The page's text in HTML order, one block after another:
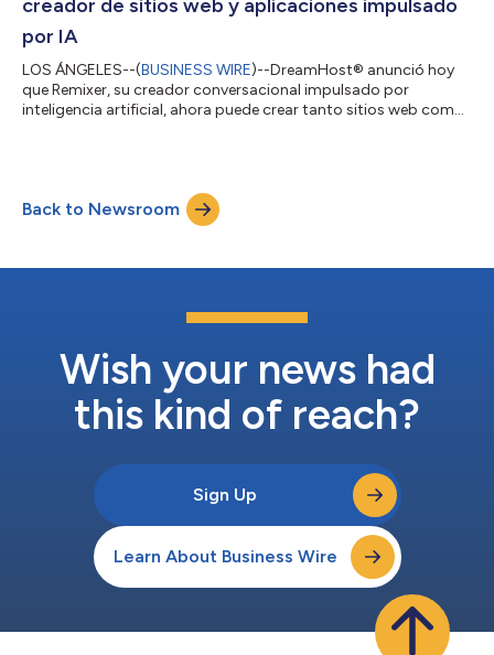
creador de sitios web y aplicaciones impulsado
por IA
LOS ÁNGELES--(BUSINESS WIRE)--DreamHost® anunció hoy
que Remixer, su creador conversacional impulsado por
inteligencia artificial, ahora puede crear tanto sitios web como
pequeñas empresas como para desarrolladores. Cualquier
persona que pueda describir lo que necesita en lenguaje sencillo
puede crear con Remixer,...
Back to Newsroom
Wish your news had
this kind of reach?
Sign Up
Learn About Business Wire